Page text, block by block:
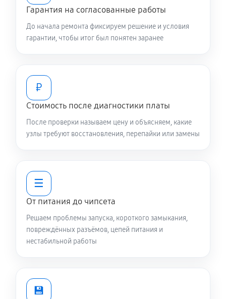
Гарантия на согласованные работы
До начала ремонта фиксируем решение и условия
гарантии, чтобы итог был понятен заранее
₽
Стоимость после диагностики платы
После проверки называем цену и объясняем, какие
узлы требуют восстановления, перепайки или замены
☰
От питания до чипсета
Решаем проблемы запуска, короткого замыкания,
повреждённых разъёмов, цепей питания и
нестабильной работы
💾